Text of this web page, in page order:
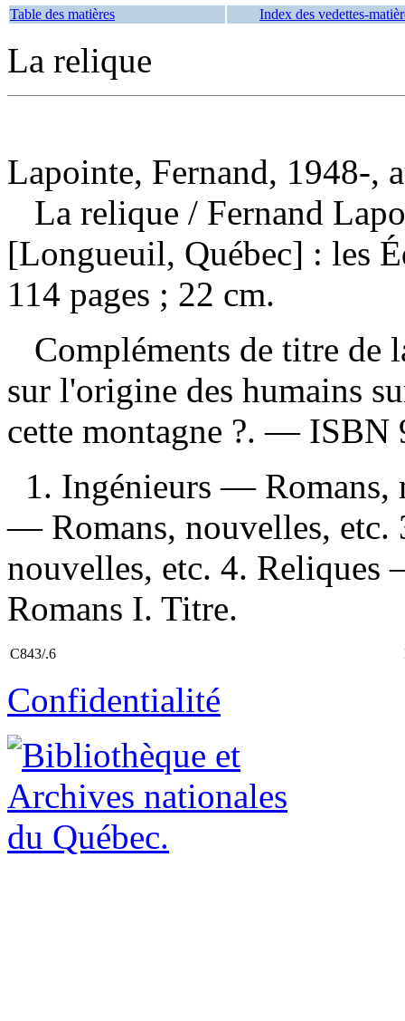
Table des matières Index des vedettes-
La relique
Lapointe, Fernand, 1948-,
La relique / Fernand
[Longueuil, Québec] : les
114 pages ; 22 cm.
Compléments de titre de
sur l'origine des humains
cette montagne ?. — ISBN
1. Ingénieurs — Romans,
— Romans, nouvelles,
nouvelles, etc. 4. Reliques
Romans I. Titre.
C843/.6
Confidentialité